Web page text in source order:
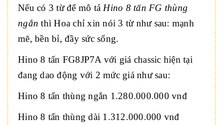
Nếu có 3 từ để mô tảHino 8 tấn FG thùng
ngắn thì Hoa chỉ xin nói 3 từ như sau: mạnh
mẽ, bền bỉ, đầy sức sống.
Hino 8 tấn FG8JP7A với giá chassic hiện tại
đang dao động với 2 mức giá như sau:
Hino 8 tấn thùng ngắn 1.280.000.000 vnđ
Hino 8 tấn thùng dài 1.312.000.000 vnđ